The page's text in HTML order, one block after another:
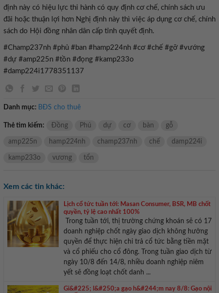
định này có hiệu lực thi hành có quy định cơ chế, chính sách ưu
đãi hoặc thuận lợi hơn Nghị định này thì việc áp dụng cơ chế, chính
sách do Hội đồng nhân dân cấp tỉnh quyết định.
#Champ237nh #phủ #ban #hamp224nh #cơ #chế #gỡ #vướng
#dự #amp225n #tồn #đọng #kamp233o
#damp224i1778351137
Danh mục: BĐS cho thuê
Thẻ tìm kiếm: Đồng Phú dự cơ bàn gỗ
amp225n hamp224nh champ237nh chế damp224i
kamp233o vương tổn
Xem các tin khác:
Lịch cổ tức tuần tới: Masan Consumer, BSR, MB chốt
quyền, tỷ lệ cao nhất 100%
Trong tuần tới, thị trường chứng khoán sẽ có 17
doanh nghiệp chốt ngày giao dịch không hưởng
quyền để thực hiện chi trả cổ tức bằng tiền mặt
và cổ phiếu cho cổ đông. Trong tuần giao dịch từ
ngày 10/8 đến 14/8, nhiều doanh nghiệp niêm
yết sẽ đồng loạt chốt danh ...
Gi&#225; l&#250;a gạo h&#244;m nay 8/8: Gạo nội